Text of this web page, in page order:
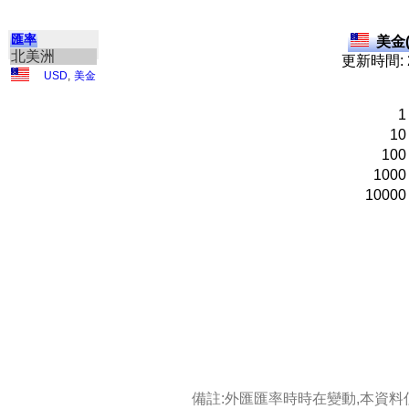
匯率
北美洲
USD 美金
美金
更新時間:
1
10
100
1000
10000
備註:外匯匯率時時在變動,本資